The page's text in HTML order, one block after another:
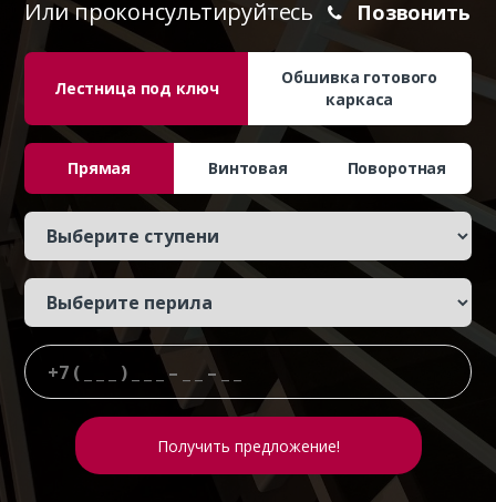
Или проконсультируйтесь Позвонить
Лестница под ключ
Обшивка готового
каркаса
Прямая Винтовая Поворотная